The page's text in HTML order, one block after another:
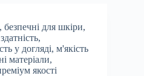
, безпечні для шкіри,
,
у догляді, м'якість
матеріали,
якості